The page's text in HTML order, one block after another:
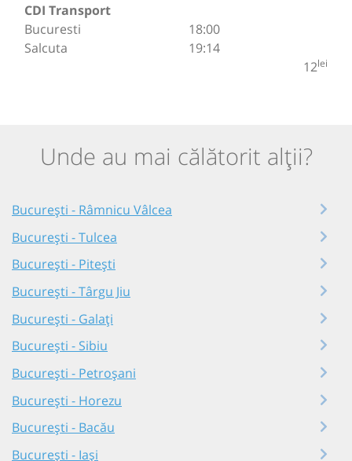
CDI Transport
Bucuresti
Salcuta
18:00
19:14
12lei
Unde au mai călătorit alții?
București - Râmnicu Vâlcea
București - Tulcea
București - Pitești
București - Târgu Jiu
București - Galați
București - Sibiu
București - Petroșani
București - Horezu
București - Bacău
București - Iași